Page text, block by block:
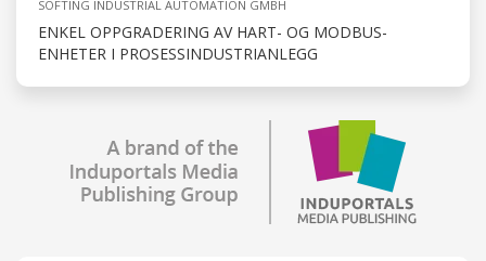
SOFTING INDUSTRIAL AUTOMATION GMBH
ENKEL OPPGRADERING AV HART- OG MODBUS-
ENHETER I PROSESSINDUSTRIANLEGG